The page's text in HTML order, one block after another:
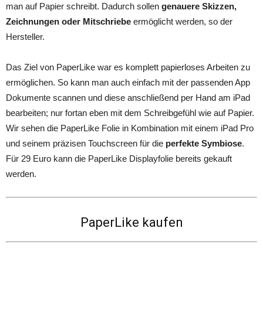
man auf Papier schreibt. Dadurch sollen genauere Skizzen,
Zeichnungen oder Mitschriebe ermöglicht werden, so der
Hersteller.
Das Ziel von PaperLike war es komplett papierloses Arbeiten zu
ermöglichen. So kann man auch einfach mit der passenden App
Dokumente scannen und diese anschließend per Hand am iPad
bearbeiten; nur fortan eben mit dem Schreibgefühl wie auf Papier.
Wir sehen die PaperLike Folie in Kombination mit einem iPad Pro
und seinem präzisen Touchscreen für die perfekte Symbiose.
Für 29 Euro kann die PaperLike Displayfolie bereits gekauft
werden.
PaperLike kaufen